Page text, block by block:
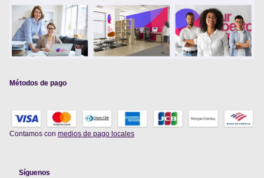
Métodos de pago
Contamos con medios de pago locales
Síguenos